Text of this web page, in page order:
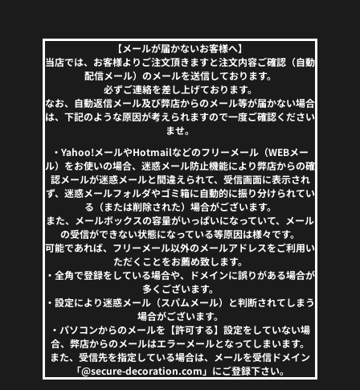
【メールが届かないお客様へ】
当店では、お客様よりご注文頂きますと注文内容ご確認（自動
配信メール）のメールを送信しております。
必ずご連絡を差し上げております。
なお、自動返信メール及び弊店からのメール等が届かない場合
は、下記のような原因が考えられますので一度ご確認ください
ませ。
・Yahoo!メールやHotmailなどのフリーメール（WEBメー
ル）をお使いの場合、迷惑メール防止機能により弊店からの確
認メールが迷惑メールと間違えられて、受信画面に表示され
ず、迷惑メールフォルダやゴミ箱に自動的に振り分けられてい
る（または削除された）場合がございます。
また、メールボックスの容量がいっぱいになっていて、メール
の受信ができない状態になっている等原因は様々です。
可能であれば、フリーメール以外のメールアドレスをご利用い
ただくことをお薦め致します。
・全角で登録をしている場合や、ドメインに誤りがある場合が
多くございます。
・設定により迷惑メール（スパムメール）と判断されてしまう
場合がございます。
・パソコンからのメールを【許可する】設定をしていない場
合、弊店からのメールはエラーメールとなってしまいます。
また、受信先を指定している場合は、メールを受信ドメイン
「@secure-decoration.com」にご登録下さい。